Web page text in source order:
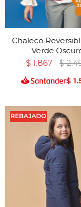
Chaleco
Verde
$ 1.867 $
$